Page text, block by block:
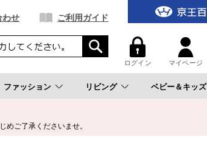
わせ ご利用ガイド
ログイン マイページ
ファッション リビング ベビー＆キッズ
めご了承くださいませ。